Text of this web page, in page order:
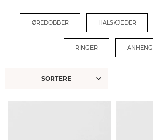
ØREDOBBER HALSKJEDER
RINGER ANHENG